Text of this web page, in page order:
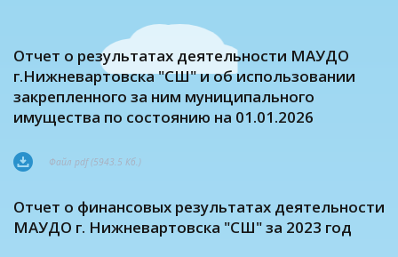
Отчет о результатах деятельности МАУДО
г.Нижневартовска "СШ" и об использовании
закрепленного за ним муниципального
имущества по состоянию на 01.01.2026
Файл pdf (5943.5 Кб.)
Отчет о финансовых результатах деятельности
МАУДО г. Нижневартовска "СШ" за 2023 год